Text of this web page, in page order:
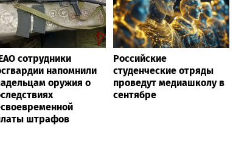
сотрудники
напомнили
оружия о
штрафов
Российские
студенческие отряды
проведут медиашколу в
сентябре